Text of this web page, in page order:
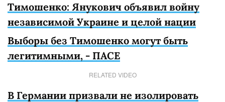
Тимошенко: Янукович объявил войну
независимой Украине и целой нации
Выборы без Тимошенко могут быть
легитимными, - ПАСЕ
RELATED VIDEO
В Германии призвали не изолировать